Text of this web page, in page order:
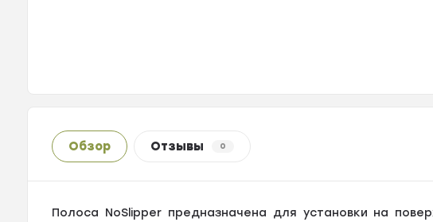
Обзор Отзывы 0
Полоса NoSlipper предназначена для установки на